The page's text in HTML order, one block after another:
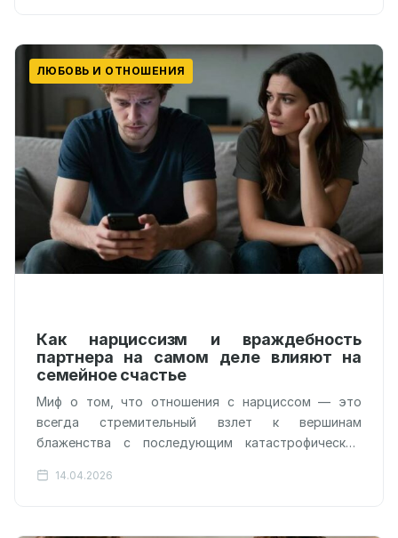
ЛЮБОВЬ И ОТНОШЕНИЯ
Как нарциссизм и враждебность
партнера на самом деле влияют на
семейное счастье
Миф о том, что отношения с нарциссом — это
всегда стремительный взлет к вершинам
блаженства с последующим катастрофическим
Психологи…
14.04.2026